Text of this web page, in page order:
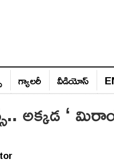
గ్యాల‌రీ వీడియోస్‌
అక్కడ ‘